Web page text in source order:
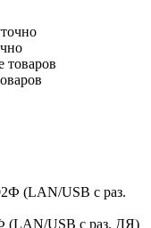
(LAN/USB с раз. ДЯ)